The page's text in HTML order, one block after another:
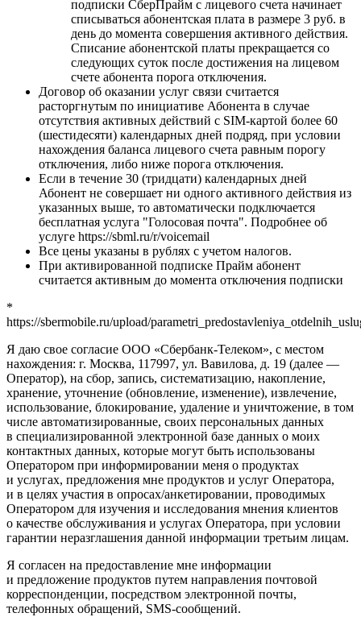
подписки СберПрайм с лицевого счета начинает
списываться абонентская плата в размере 3 руб. в
день до момента совершения активного действия.
Списание абонентской платы прекращается со
следующих суток после достижения на лицевом
счете абонента порога отключения.
Договор об оказании услуг связи считается
расторгнутым по инициативе Абонента в случае
отсутствия активных действий с SIM-картой более 60
(шестидесяти) календарных дней подряд, при условии
нахождения баланса лицевого счета равным порогу
отключения, либо ниже порога отключения.
Если в течение 30 (тридцати) календарных дней
Абонент не совершает ни одного активного действия из
указанных выше, то автоматически подключается
бесплатная услуга "Голосовая почта". Подробнее об
услуге https://sbml.ru/r/voicemail
Все цены указаны в рублях с учетом налогов.
При активированной подписке Прайм абонент
считается активным до момента отключения подписки
*
https://sbermobile.ru/upload/
Я даю свое согласие ООО «Сбербанк-Телеком», с местом
нахождения: г. Москва, 117997, ул. Вавилова, д. 19 (далее —
Оператор), на сбор, запись, систематизацию, накопление,
хранение, уточнение (обновление, изменение), извлечение,
использование, блокирование, удаление и уничтожение, в том
числе автоматизированные, своих персональных данных
в специализированной электронной базе данных о моих
контактных данных, которые могут быть использованы
Оператором при информировании меня о продуктах
и услугах, предложения мне продуктов и услуг Оператора,
и в целях участия в опросах/анкетировании, проводимых
Оператором для изучения и исследования мнения клиентов
о качестве обслуживания и услугах Оператора, при условии
гарантии неразглашения данной информации третьим лицам.
Я согласен на предоставление мне информации
и предложение продуктов путем направления почтовой
корреспонденции, посредством электронной почты,
телефонных обращений, SMS-сообщений.